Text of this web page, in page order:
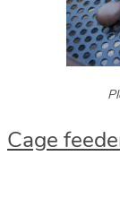
Cage